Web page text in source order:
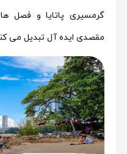
گرمسیری پاتایا و فصل
مقصدی ایده آل تبدیل می